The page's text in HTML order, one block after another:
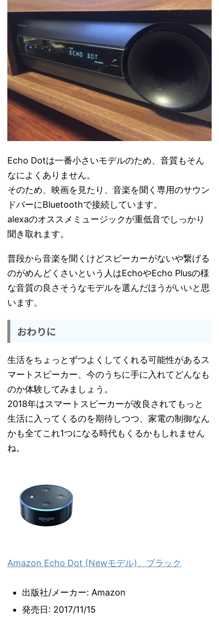
Echo Dotは一番小さいモデルのため、音質もそん
なによくありません。
そのため、映画を見たり、音楽を聞く専用のサウン
ドバーにBluetoothで接続しています。
alexaのオススメミュージックが重低音でしっかり
聞き取れます。
普段から音楽を聞くけどスピーカーがないや繋げる
のがめんどくさいという人はEchoやEcho Plusの様
な音質の良さそうなモデルを選んだほうがいいと思
います。
おわりに
生活をちょっとずつよくしてくれる可能性があるス
マートスピーカー、今のうちに手に入れてどんなも
のか体験してみましょう。
2018年はスマートスピーカーが改良されてもっと
生活に入ってくるのを期待しつつ、家電の制御なん
かも全てこれ1つになる時代もくるかもしれません
ね。
Amazon Echo Dot (Newモデル)、ブラック
出版社/メーカー: Amazon
発売日: 2017/11/15